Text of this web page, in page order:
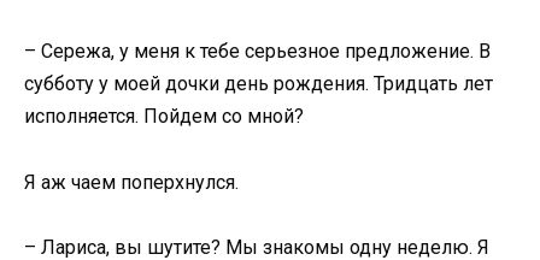
– Сережа, у меня к тебе серьезное предложение. В
субботу у моей дочки день рождения. Тридцать лет
исполняется. Пойдем со мной?
Я аж чаем поперхнулся.
– Лариса, вы шутите? Мы знакомы одну неделю. Я